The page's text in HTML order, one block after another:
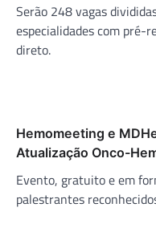
Serão 248 vagas
especialidades com pré-
direto.
Hemomeeting e
Atualização Onco-
Evento, gratuito e em
palestrantes